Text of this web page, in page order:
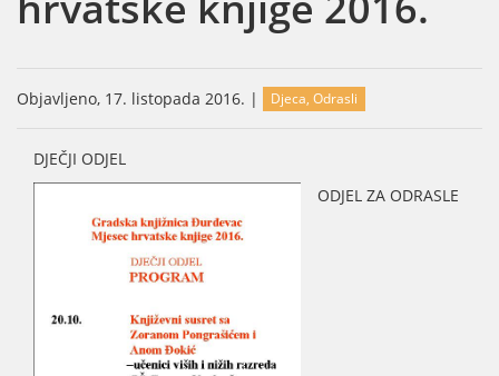
Objavljeno, 17. listopada 2016. | Djeca, Odrasli
DJEČJI ODJEL
ODJEL ZA ODRASLE